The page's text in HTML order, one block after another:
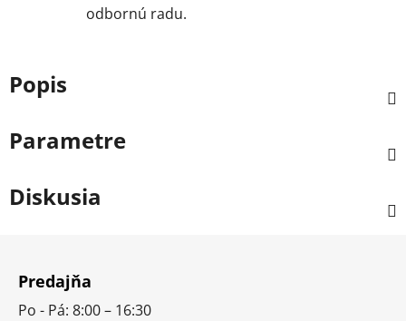
odbornú radu.
Popis
Parametre
Diskusia
Predajňa
Po - Pá: 8:00 – 16:30